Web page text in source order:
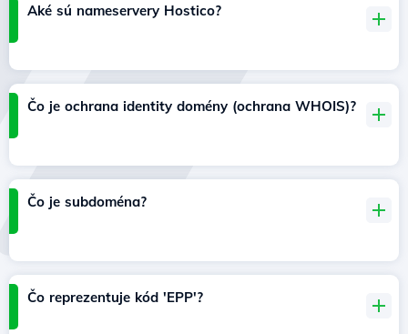
Aké sú nameservery Hostico?
Čo je ochrana identity domény (ochrana WHOIS)?
Čo je subdoména?
Čo reprezentuje kód 'EPP'?